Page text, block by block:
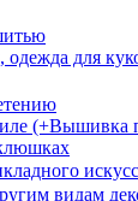
для
(+Вышивка
видам